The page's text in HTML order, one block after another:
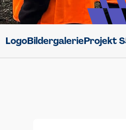
LogoBildergalerieProjekt